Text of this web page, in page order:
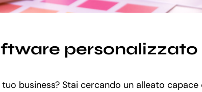
business? Stai cercando un alleato